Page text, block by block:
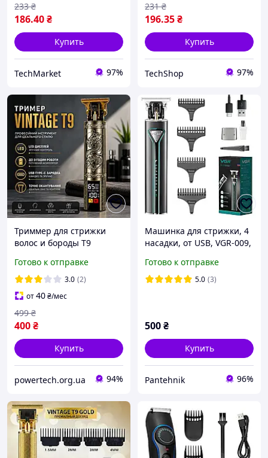
186.40₴
233 ₴
Купить
TechMarket 97%
196.35₴
231 ₴
Купить
TechShop 97%
Триммер для стрижки
волос и бороды T9
дисплеем, USB зарядкой
и насадками.
Готово к отправке
3.0 (2)
от40₴/мес
400₴
499 ₴
Купить
powertech.org.ua 94%
Машинка для стрижки, 4
насадки, от USB, VGR-009,
универсальный /
Беспроводной триммер
Готово к отправке
5.0 (3)
500₴
Купить
Pantehnik 96%